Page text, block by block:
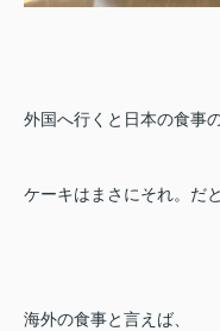
外国へ行くと日本の食事
ケーキはまさにそれ。だ
海外の食事と言えば、